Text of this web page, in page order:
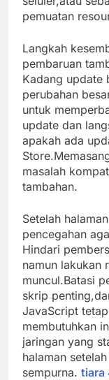
pemuatan
Langkah
pembaruan
Kadang update
perubahan
untuk
update dan
apakah ada
masalah
tambahan.
Setelah
pencegahan
Hindari
namun lakukan
muncul.Batasi
skrip
JavaScript
membutuhkan
jaringan yang
halaman
sempurna. tiara